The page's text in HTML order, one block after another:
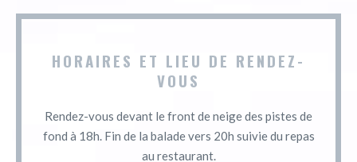
HORAIRES ET LIEU DE RENDEZ-
VOUS
Rendez-vous devant le front de neige des pistes de
fond à 18h. Fin de la balade vers 20h suivie du repas
au restaurant.